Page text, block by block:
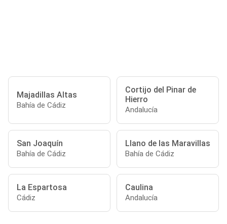
Majadillas Altas
Bahía de Cádiz
Cortijo del Pinar de
Hierro
Andalucía
San Joaquín
Bahía de Cádiz
Llano de las Maravillas
Bahía de Cádiz
La Espartosa
Cádiz
Caulina
Andalucía